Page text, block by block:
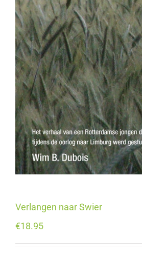
Verlangen naar Swier
€18.95